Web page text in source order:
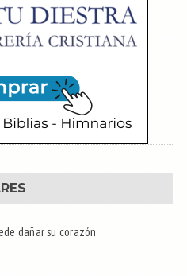
dañar su corazón